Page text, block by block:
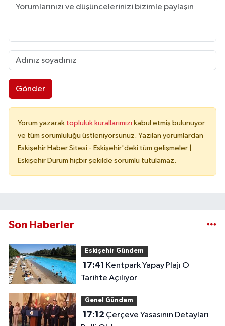
Gönder
Yorum yazarak topluluk kurallarımızı kabul etmiş bulunuyor
ve tüm sorumluluğu üstleniyorsunuz. Yazılan yorumlardan
Eskişehir Haber Sitesi - Eskişehir'deki tüm gelişmeler |
Eskişehir Durum hiçbir şekilde sorumlu tutulamaz.
Son Haberler
Eskişehir Gündem
17:41
Tarihte Açılıyor
Genel Gündem
17:12